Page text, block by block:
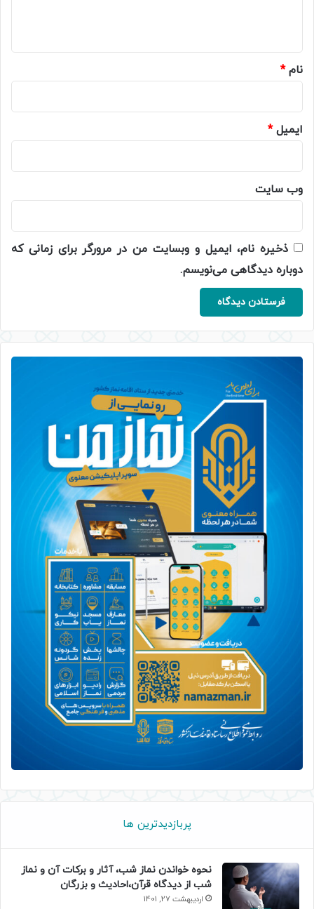
نام*
ایمیل*
وب‌ سایت
ذخیره نام، ایمیل و وبسایت من در مرورگر برای زمانی که
دوباره دیدگاهی می‌نویسم.
پربازدیدترین ها
نحوه خواندن نماز شب، آثار و برکات آن و نماز
شب از دیدگاه قرآن،احادیث و بزرگان
اردیبهشت 27, 1401